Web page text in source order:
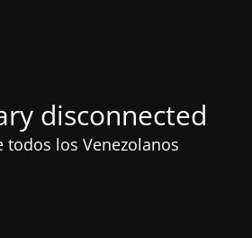
disconnected
todos los Venezolanos